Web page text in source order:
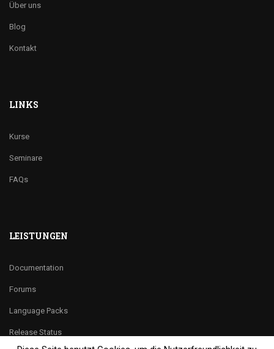
Über uns
Blog
Kontakt
LINKS
Kurse
Seminare
FAQs
LEISTUNGEN
Documentation
Forums
Language Packs
Release Status